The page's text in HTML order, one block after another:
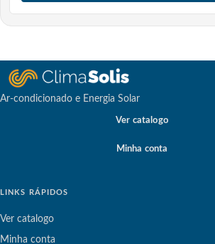
Ar-condicionado e Energia Solar
Ver catalogo
Minha conta
LINKS RÁPIDOS
Ver catalogo
Minha conta